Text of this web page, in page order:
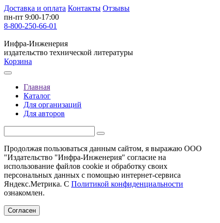
Доставка и оплата Контакты Отзывы
пн-пт 9:00-17:00
8-800-250-66-01
Инфра-Инженерия
издательство технической литературы
Корзина
Главная
Каталог
Для организаций
Для авторов
Продолжая пользоваться данным сайтом, я выражаю ООО
"Издательство "Инфра-Инженерия" согласие на
использование файлов cookie и обработку своих
персональных данных с помощью интернет-сервиса
Яндекс.Метрика. С Политикой конфиденциальности
ознакомлен.
Согласен